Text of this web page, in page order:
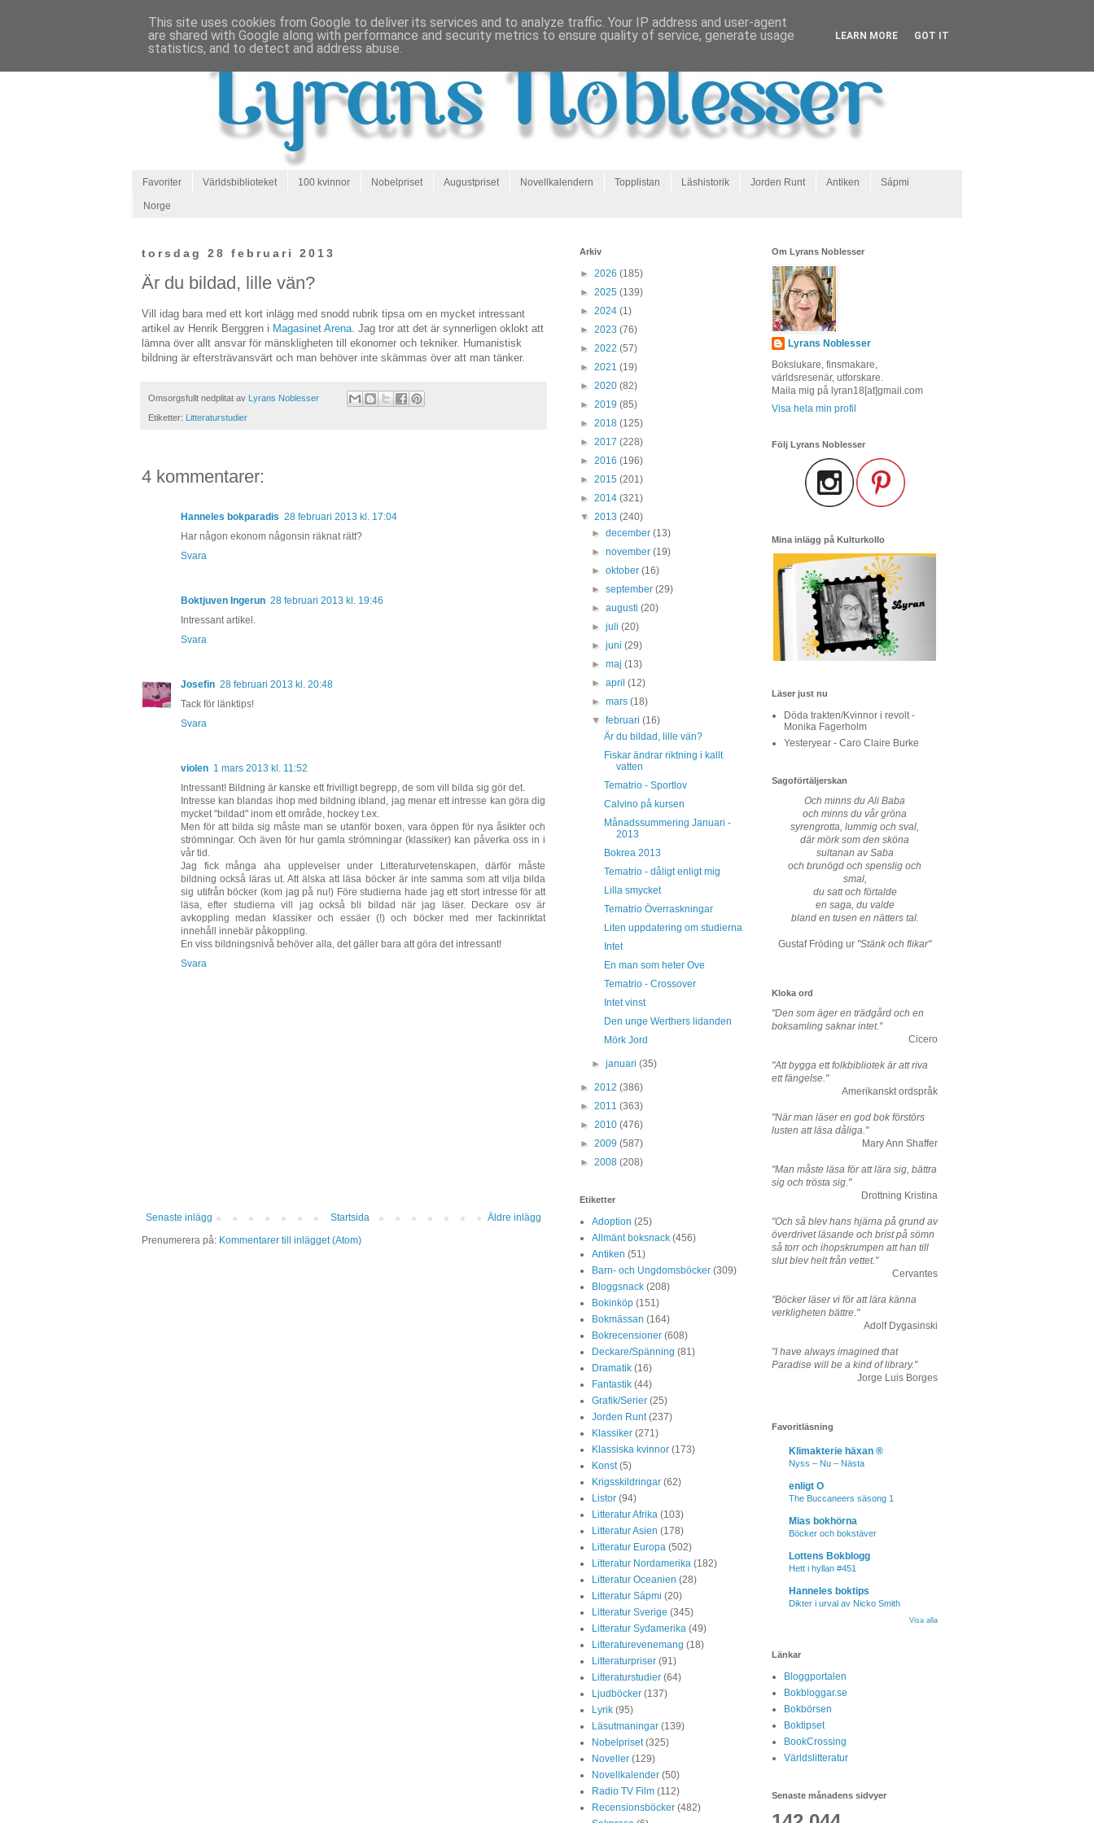
Favoriter Världsbiblioteket 100 kvinnor Nobelpriset Augustpriset Novellkalendern Topplistan Läshistorik Jorden Runt Antiken Sápmi
Norge
torsdag 28 februari 2013
Är du bildad, lille vän?
Vill idag bara med ett kort inlägg med snodd rubrik tipsa om en mycket intressant
artikel av Henrik Berggren i Magasinet Arena. Jag tror att det är synnerligen oklokt att
lämna över allt ansvar för mänskligheten till ekonomer och tekniker. Humanistisk
bildning är eftersträvansvärt och man behöver inte skämmas över att man tänker.
Omsorgsfullt nedplitat av Lyrans Noblesser
Etiketter: Litteraturstudier
4 kommentarer:
Hanneles bokparadis 28 februari 2013 kl. 17:04
Har någon ekonom någonsin räknat rätt?
Svara
Boktjuven Ingerun 28 februari 2013 kl. 19:46
Intressant artikel.
Svara
Josefin 28 februari 2013 kl. 20:48
Tack för länktips!
Svara
violen 1 mars 2013 kl. 11:52
Intressant! Bildning är kanske ett frivilligt begrepp, de som vill bilda sig gör det.
Intresse kan blandas ihop med bildning ibland, jag menar ett intresse kan göra dig
mycket "bildad" inom ett område, hockey t.ex.
Men för att bilda sig måste man se utanför boxen, vara öppen för nya åsikter och
strömningar. Och även för hur gamla strömningar (klassiker) kan påverka oss in i
vår tid.
Jag fick många aha upplevelser under Litteraturvetenskapen, därför måste
bildning också läras ut. Att älska att läsa böcker är inte samma som att vilja bilda
sig utifrån böcker (kom jag på nu!) Före studierna hade jag ett stort intresse för att
läsa, efter studierna vill jag också bli bildad när jag läser. Deckare osv är
avkoppling medan klassiker och essäer (!) och böcker med mer fackinriktat
innehåll innebär påkoppling.
En viss bildningsnivå behöver alla, det gäller bara att göra det intressant!
Svara
Senaste inlägg Äldre inlägg
Startsida
Prenumerera på: Kommentarer till inlägget (Atom)
Arkiv
► 2026 (185)
► 2025 (139)
► 2024 (1)
► 2023 (76)
► 2022 (57)
► 2021 (19)
► 2020 (82)
► 2019 (85)
► 2018 (125)
► 2017 (228)
► 2016 (196)
► 2015 (201)
► 2014 (321)
▼ 2013 (240)
►december(13)
►november(19)
►oktober(16)
►september(29)
►augusti(20)
►juli(20)
►juni(29)
►maj(13)
►april(12)
►mars(18)
▼februari(16)
Är du bildad, lille vän?
Fiskar ändrar riktning i kallt
vatten
Tematrio - Sportlov
Calvino på kursen
Månadssummering Januari -
2013
Bokrea 2013
Tematrio - dåligt enligt mig
Lilla smycket
Tematrio Överraskningar
Liten uppdatering om studierna
Intet
En man som heter Ove
Tematrio - Crossover
Intet vinst
Den unge Werthers lidanden
Mörk Jord
►januari(35)
► 2012 (386)
► 2011 (363)
► 2010 (476)
► 2009 (587)
► 2008 (208)
Etiketter
Adoption (25)
Allmänt boksnack (456)
Antiken (51)
Barn- och Ungdomsböcker (309)
Bloggsnack (208)
Bokinköp (151)
Bokmässan (164)
Bokrecensioner (608)
Deckare/Spänning (81)
Dramatik (16)
Fantastik (44)
Grafik/Serier (25)
Jorden Runt (237)
Klassiker (271)
Klassiska kvinnor (173)
Konst (5)
Krigsskildringar (62)
Listor (94)
Litteratur Afrika (103)
Litteratur Asien (178)
Litteratur Europa (502)
Litteratur Nordamerika (182)
Litteratur Oceanien (28)
Litteratur Sápmi (20)
Litteratur Sverige (345)
Litteratur Sydamerika (49)
Litteraturevenemang (18)
Litteraturpriser (91)
Litteraturstudier (64)
Ljudböcker (137)
Lyrik (95)
Läsutmaningar (139)
Nobelpriset (325)
Noveller (129)
Novellkalender (50)
Radio TV Film (112)
Recensionsböcker (482)
Om Lyrans Noblesser
Lyrans Noblesser
Bokslukare, finsmakare,
världsresenär, utforskare.
Maila mig på lyran18[at]gmail.com
Visa hela min profil
Följ Lyrans Noblesser
Mina inlägg på Kulturkollo
Läser just nu
Döda trakten/Kvinnor i revolt -
Monika Fagerholm
Yesteryear - Caro Claire Burke
Sagoförtäljerskan
Och minns du Ali Baba
och minns du vår gröna
syrengrotta, lummig och sval,
där mörk som den sköna
sultanan av Saba
och brunögd och spenslig och
smal,
du satt och förtalde
en saga, du valde
bland en tusen en nätters tal.
Gustaf Fröding ur "Stänk och flikar"
Kloka ord
"Den som äger en trädgård och en
boksamling saknar intet."
Cicero
"Att bygga ett folkbibliotek är att riva
ett fängelse."
Amerikanskt ordspråk
"När man läser en god bok förstörs
lusten att läsa dåliga."
Mary Ann Shaffer
"Man måste läsa för att lära sig, bättra
sig och trösta sig."
Drottning Kristina
"Och så blev hans hjärna på grund av
överdrivet läsande och brist på sömn
så torr och ihopskrumpen att han till
slut blev helt från vettet."
Cervantes
"Böcker läser vi för att lära känna
verkligheten bättre."
Adolf Dygasinski
"I have always imagined that
Paradise will be a kind of library."
Jorge Luis Borges
Favoritläsning
Klimakterie häxan ®
Nyss – Nu – Nästa
enligt O
The Buccaneers säsong 1
Mias bokhörna
Böcker och bokstäver
Lottens Bokblogg
Hett i hyllan #451
Hanneles boktips
Dikter i urval av Nicko Smith
Visa alla
Länkar
Bloggportalen
Bokbloggar.se
Bokbörsen
Boktipset
BookCrossing
Världslitteratur
Senaste månadens sidvyer
This site uses cookies from Google to deliver its services and to analyze traffic. Your IP address and user-agent
are shared with Google along with performance and security metrics to ensure quality of service, generate usage
statistics, and to detect and address abuse.
LEARN MORE GOT IT